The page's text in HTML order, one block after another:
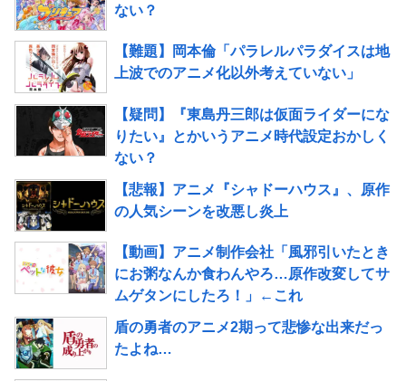
ない？
【難題】岡本倫「パラレルパラダイスは地
上波でのアニメ化以外考えていない」
【疑問】『東島丹三郎は仮面ライダーにな
りたい』とかいうアニメ時代設定おかしく
ない？
【悲報】アニメ『シャドーハウス』、原作
の人気シーンを改悪し炎上
【動画】アニメ制作会社「風邪引いたとき
にお粥なんか食わんやろ…原作改変してサ
ムゲタンにしたろ！」←これ
盾の勇者のアニメ2期って悲惨な出来だっ
たよね…